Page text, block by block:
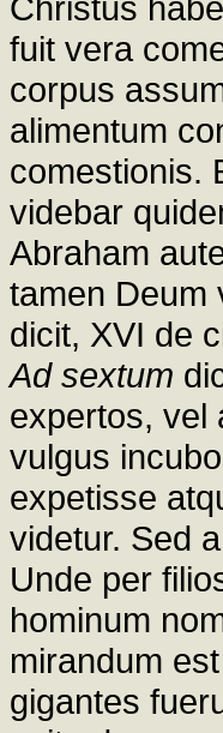
Christus
fuit vera
corpus
alimentum
comestionis.
videbar
Abraham
tamen Deum
dicit, XVI de
Ad sextum
expertos, vel
vulgus
expetisse
videtur. Sed
Unde per
hominum
mirandum
gigantes